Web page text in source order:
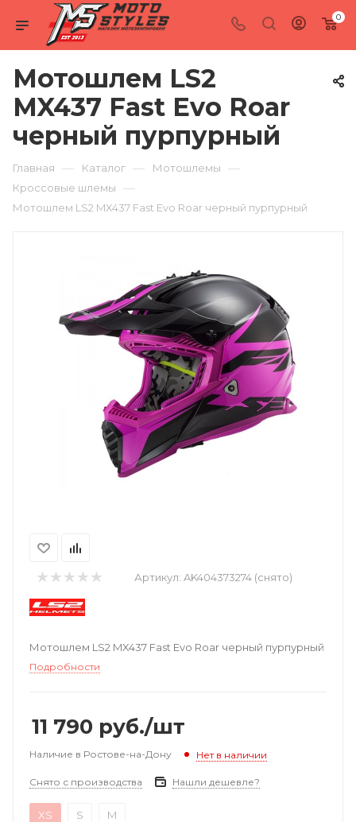
0
Мотошлем LS2
MX437 Fast Evo Roar
черный пурпурный
Главная — Каталог — Мотошлемы —
Кроссовые шлемы —
Мотошлем LS2 MX437 Fast Evo Roar черный пурпурный
Артикул: AK404373274 (снято)
Мотошлем LS2 MX437 Fast Evo Roar черный пурпурный
Подробности
11 790 руб./шт
Наличие в Ростове-на-Дону Нет в наличии
Снято с производства Нашли дешевле?
XS S M